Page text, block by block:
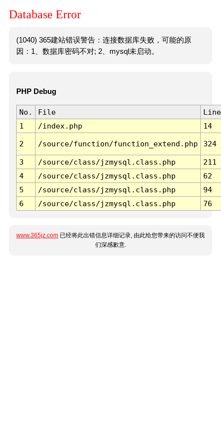
Database Error
(1040) 365建站错误警告：连接数据库失败，可能的原
因：1、数据库密码不对; 2、mysql未启动。
PHP Debug
No. File
Line
1
/index.php 14
2 /source/function/function_extend.php 324
3 /source/class/jzmysql.class.php
211
4
/source/class/jzmysql.class.php
62
5
/source/class/jzmysql.class.php
94
6
/source/class/jzmysql.class.php 76
www.365jz.com 已经将此出错信息详细记录, 由此给您带来的访问不便我
们深感歉意.